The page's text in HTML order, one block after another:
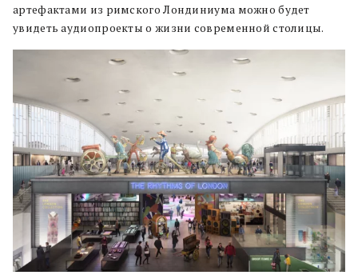
артефактами из римского Лондиниума можно будет
увидеть аудиопроекты о жизни современной столицы.